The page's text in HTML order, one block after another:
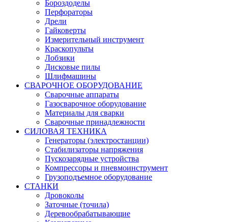
Бороздоделы
Перфораторы
Дрели
Гайковерты
Измерительный инструмент
Краскопульты
Лобзики
Дисковые пилы
Шлифмашины
СВАРОЧНОЕ ОБОРУДОВАНИЕ
Сварочные аппараты
Газосварочное оборудование
Материалы для сварки
Сварочные принадлежности
СИЛОВАЯ ТЕХНИКА
Генераторы (электростанции)
Стабилизаторы напряжения
Пускозарядные устройства
Компрессоры и пневмоинструмент
Грузоподъемное оборудование
СТАНКИ
Дровоколы
Заточные (точила)
Деревообрабатывающие